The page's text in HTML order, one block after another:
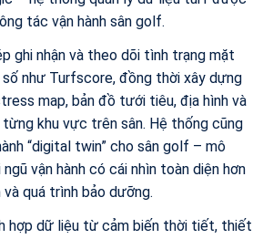
tác vận hành sân golf.
ghi nhận và theo dõi tình trạng mặt
như Turfscore, đồng thời xây dựng
map, bản đồ tưới tiêu, địa hình và
khu vực trên sân. Hệ thống cũng
“digital twin” cho sân golf – mô
vận hành có cái nhìn toàn diện hơn
quá trình bảo dưỡng.
hợp dữ liệu từ cảm biến thời tiết, thiết